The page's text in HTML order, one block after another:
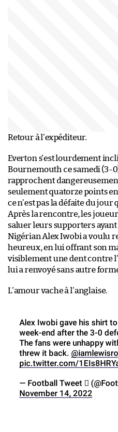
Retour à l’expéditeur.
Everton s’est lourdement
Bournemouth ce samedi (3-
rapprochent
seulement quatorze points
ce n’est pas la défaite du jour
Après la rencontre, les
saluer leurs supporters
Nigérian Alex Iwobi a voulu
heureux, en lui offrant son
visiblement une dent contre
lui a renvoyé sans autre
L’amour vache à l’anglaise.
Alex Iwobi gave his shirt
week-end after the 3-0
The fans were unhappy
threw it back.
pic.twitter.com/
— Football Tweet 
November 14, 2022